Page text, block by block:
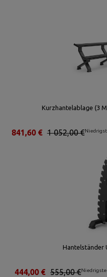
Kurzhantelablage (3
1 052,00 €
841,60 €
Hantelständer
555,00 €
444,00 €